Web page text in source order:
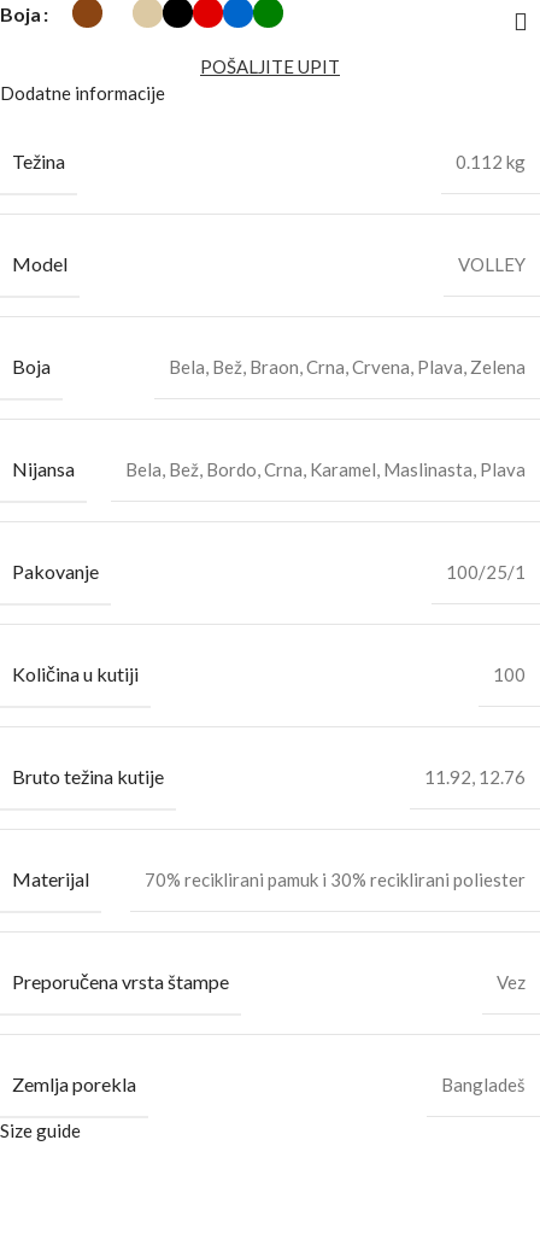
Boja
POŠALJITE UPIT
Dodatne informacije
Težina 0.112 kg
Model VOLLEY
Boja Bela, Bež, Braon,Crna,Crvena, Plava, Zelena
Nijansa Bela, Bež, Bordo,Crna, Karamel, Maslinasta, Plava
Pakovanje 100/25/1
Količina u kutiji 100
Bruto težina kutije 11.92, 12.76
Materijal 70% reciklirani pamuk i 30% reciklirani poliester
Preporučena vrsta štampe Vez
Zemlja porekla Bangladeš
Size guide